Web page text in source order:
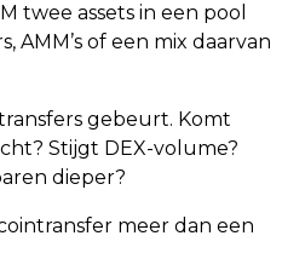
twee assets in een pool
AMM’s of een mix daarvan
gebeurt. Komt
Stijgt DEX-volume?
dieper?
meer dan een